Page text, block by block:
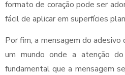
formato de coração pode ser
fácil de aplicar em superfícies
Por fim, a mensagem do adesivo
um mundo onde a atenção
fundamental que a mensagem